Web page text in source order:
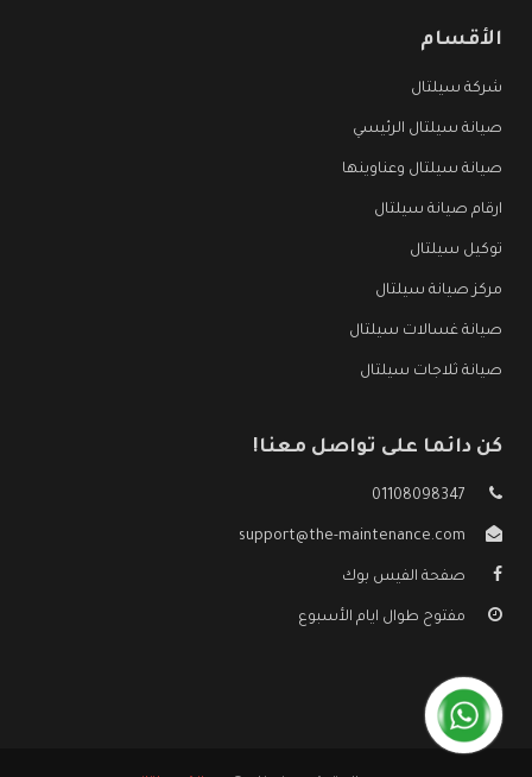
الأقسام
شركة سيلتال
صيانة سيلتال الرئيسي
صيانة سيلتال وعناوينها
ارقام صيانة سيلتال
توكيل سيلتال
مركز صيانة سيلتال
صيانة غسالات سيلتال
صيانة ثلاجات سيلتال
كن دائما على تواصل معنا!
01108098347
support@the-maintenance.com
صفحة الفيس بوك
مفتوح طوال ايام الأسبوع